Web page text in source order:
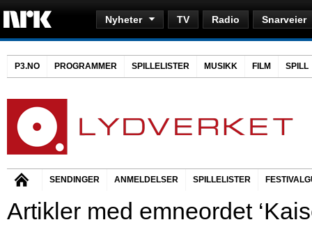
Nyheter TV Radio Snarveier
P3.NO PROGRAMMER SPILLELISTER MUSIKK FILM SPILL
SENDINGER ANMELDELSER SPILLELISTER
Artikler med emneordet